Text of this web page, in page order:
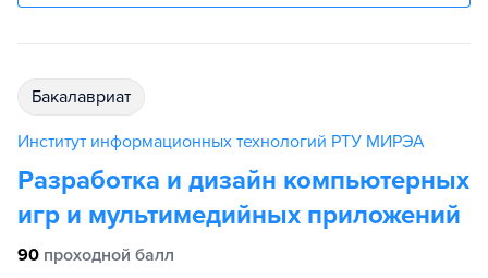
бакалавриат
Институт информационных технологий РТУ МИРЭА
Разработка и дизайн компьютерных
игр и мультимедийных приложений
90 проходной балл